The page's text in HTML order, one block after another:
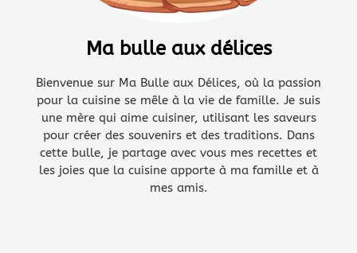
Ma bulle aux délices
Bienvenue sur Ma Bulle aux Délices, où la passion
pour la cuisine se mêle à la vie de famille. Je suis
une mère qui aime cuisiner, utilisant les saveurs
pour créer des souvenirs et des traditions. Dans
cette bulle, je partage avec vous mes recettes et
les joies que la cuisine apporte à ma famille et à
mes amis.